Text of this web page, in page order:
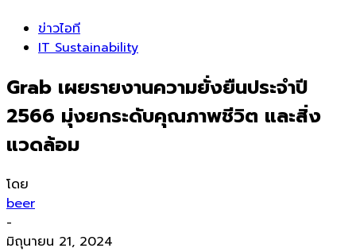
ข่าวไอที
IT Sustainability
Grab เผยรายงานความยั่งยืนประจำปี
2566 มุ่งยกระดับคุณภาพชีวิต และสิ่ง
แวดล้อม
โดย
beer
-
มิถุนายน 21, 2024